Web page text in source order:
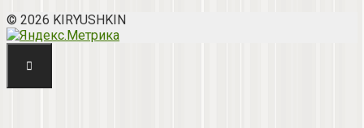
© 2026 KIRYUSHKIN